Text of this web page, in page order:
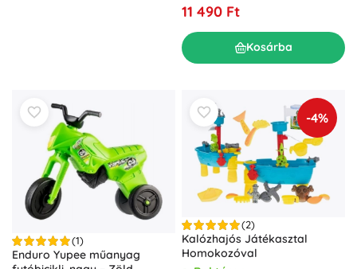
11 490 Ft
Kosárba
(1)
Enduro Yupee műanyag
-4%
(2)
Kalózhajós Játékasztal
Homokozóval